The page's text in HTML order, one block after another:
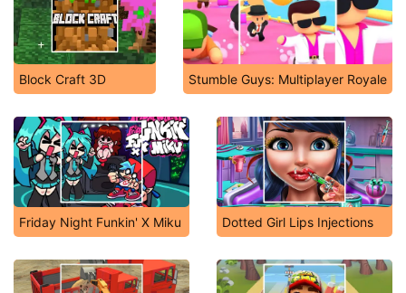
Block Craft 3D Stumble Guys: Multiplayer Royale
Friday Night Funkin' X Miku Dotted Girl Lips Injections